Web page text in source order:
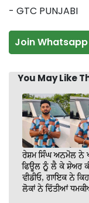
- GTC PUNJABI
Join
You May Like
ਰੇਸ਼ਮ ਸਿੰਘ ਅਨਮੋਲ ਨੇ
ਫਿਊਲ ਨੂੰ ਲੈ ਕੇ ਸ਼ੇਅਰ
ਵੀਡੀਓ, ਗਾਇਕ ਨੇ
ਲੋਕਾਂ ਨੇ ਦਿੱਤੀਆਂ